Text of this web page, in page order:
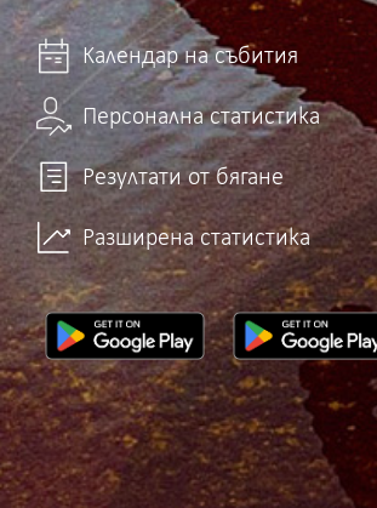
Календар на събития
Персонална статистика
Резултати от бягане
Разширена статистика